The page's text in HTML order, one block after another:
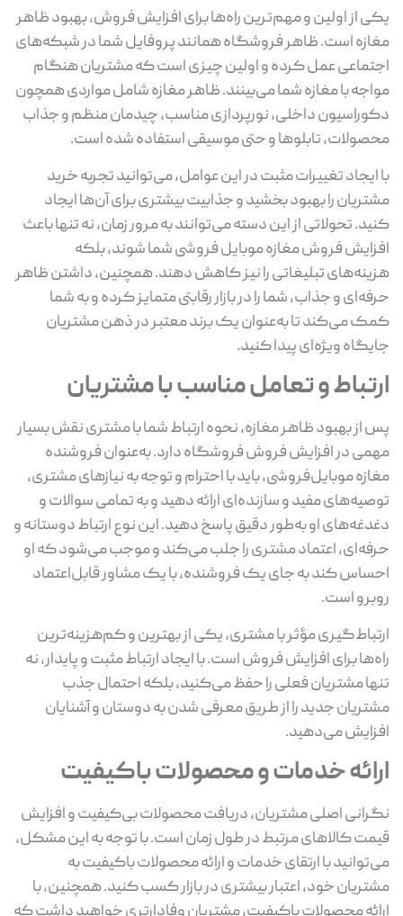
از اولین و مهم‌ترین راه‌ها برای افزایش فروش، بهبود ظاهر
است. ظاهر فروشگاه همانند پروفایل شما در شبکه‌های
عمل کرده و اولین چیزی است که مشتریان هنگام
با مغازه شما می‌بینند. ظاهر مغازه شامل مواردی همچون
داخلی، نورپردازی مناسب، چیدمان منظم و جذاب
تابلوها و حتی موسیقی استفاده شده است.
ایجاد تغییرات مثبت در این عوامل، می‌توانید تجربه خرید
را بهبود بخشید و جذابیت بیشتری برای آن‌ها ایجاد
تحولاتی از این دسته می‌توانند به مرور زمان، نه تنها باعث
فروش مغازه موبایل فروشی شما شوند، بلکه
تبلیغاتی را نیز کاهش دهند. همچنین، داشتن ظاهر
و جذاب، شما را در بازار رقابتی متمایز کرده و به شما
می‌کند تا به‌عنوان یک برند معتبر در ذهن مشتریان
ویژه‌ای پیدا کنید.
و تعامل مناسب با مشتریان
از بهبود ظاهر مغازه، نحوه ارتباط شما با مشتری نقش بسیار
در افزایش فروش فروشگاه دارد. به‌عنوان فروشنده
موبایل‌فروشی، باید با احترام و توجه به نیازهای مشتری،
مفید و سازنده‌ای ارائه دهید و به تمامی سوالات و
او به‌طور دقیق پاسخ دهید. این نوع ارتباط دوستانه و
اعتماد مشتری را جلب می‌کند و موجب می‌شود که او
کند به جای یک فروشنده، با یک مشاور قابل‌اعتماد
است.
مؤثر با مشتری، یکی از بهترین و کم‌هزینه‌ترین
برای افزایش فروش است. با ایجاد ارتباط مثبت و پایدار، نه
مشتریان فعلی را حفظ می‌کنید، بلکه احتمال جذب
جدید را از طریق معرفی شدن به دوستان و آشنایان
می‌دهید.
خدمات و محصولات باکیفیت
اصلی مشتریان، دریافت محصولات بی‌کیفیت و افزایش
کالاهای مرتبط در طول زمان است. با توجه به این مشکل،
با ارتقای خدمات و ارائه محصولات باکیفیت به
خود، اعتبار بیشتری در بازار کسب کنید. همچنین، با